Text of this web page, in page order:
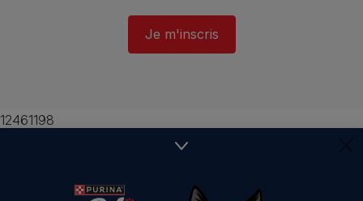
Je m'inscris
12461198